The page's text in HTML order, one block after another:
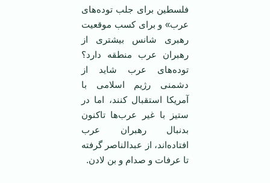
فلسطین برای جلب توده‌های
عرب» و برای کسب موقعیت
رهبری شانس بیشتری از
رهبران عرب منطقه دارد؟
توده‌های عرب شاید از
دشمنی رژیم اسلامی ‌با
آمریکا استقبال کنند، اما در
ستیز با غیر عرب‌ها تاکنون
بدنبال رهبران عرب
افتاده‌اند، از عبدالناصر گرفته
تا عرفات و صدام و بن لادن.